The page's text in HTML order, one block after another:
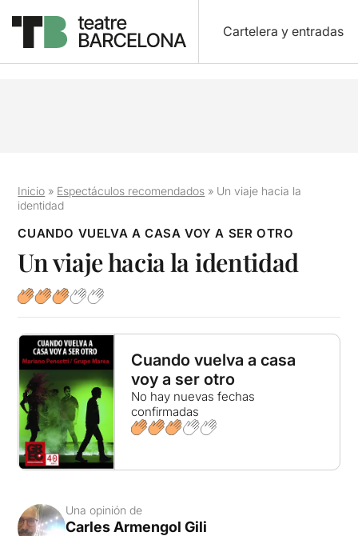
Cartelera y entradas
Inicio » Espectáculos recomendados » Un viaje hacia la
identidad
CUANDO VUELVA A CASA VOY A SER OTRO
Un viaje hacia la identidad
Cuando vuelva a casa
voy a ser otro
No hay nuevas fechas
confirmadas
Una opinión de
Carles Armengol Gili